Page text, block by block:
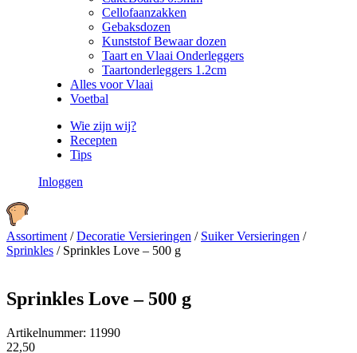
Cellofaanzakken
Gebaksdozen
Kunststof Bewaar dozen
Taart en Vlaai Onderleggers
Taartonderleggers 1.2cm
Alles voor Vlaai
Voetbal
Wie zijn wij?
Recepten
Tips
Inloggen
Assortiment /Decoratie Versieringen / Suiker Versieringen /
Sprinkles / Sprinkles Love – 500 g
Sprinkles Love – 500 g
Artikelnummer: 11990
22,50